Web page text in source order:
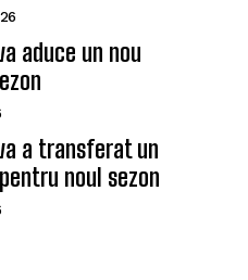
aduce un nou
a transferat un
noul sezon